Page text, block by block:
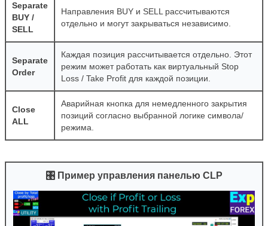
Separate
BUY /
SELL
Направления BUY и SELL рассчитываются
отдельно и могут закрываться независимо.
Separate
Order
Каждая позиция рассчитывается отдельно. Этот
режим может работать как виртуальный Stop
Loss / Take Profit для каждой позиции.
Close
ALL
Аварийная кнопка для немедленного закрытия
позиций согласно выбранной логике символа/
режима.
🎛 Пример управления панелью CLP